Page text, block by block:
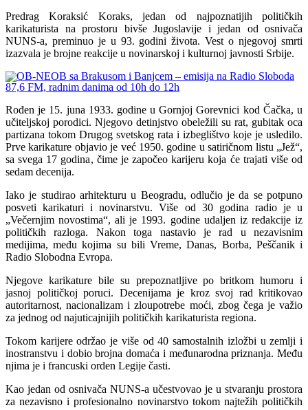
Predrag Koraksić Koraks, jedan od najpoznatijih političkih
karikaturista na prostoru bivše Jugoslavije i jedan od osnivača
NUNS-a, preminuo je u 93. godini života. Vest o njegovoj smrti
izazvala je brojne reakcije u novinarskoj i kulturnoj javnosti Srbije.
Rođen je 15. juna 1933. godine u Gornjoj Gorevnici kod Čačka, u
učiteljskoj porodici. Njegovo detinjstvo obeležili su rat, gubitak oca
partizana tokom Drugog svetskog rata i izbeglištvo koje je usledilo.
Prve karikature objavio je već 1950. godine u satiričnom listu „Jež“,
sa svega 17 godina, čime je započeo karijeru koja će trajati više od
sedam decenija.
Iako je studirao arhitekturu u Beogradu, odlučio je da se potpuno
posveti karikaturi i novinarstvu. Više od 30 godina radio je u
„Večernjim novostima“, ali je 1993. godine udaljen iz redakcije iz
političkih razloga. Nakon toga nastavio je rad u nezavisnim
medijima, među kojima su bili Vreme, Danas, Borba, Peščanik i
Radio Slobodna Evropa.
Njegove karikature bile su prepoznatljive po britkom humoru i
jasnoj političkoj poruci. Decenijama je kroz svoj rad kritikovao
autoritarnost, nacionalizam i zloupotrebe moći, zbog čega je važio
za jednog od najuticajnijih političkih karikaturista regiona.
Tokom karijere održao je više od 40 samostalnih izložbi u zemlji i
inostranstvu i dobio brojna domaća i međunarodna priznanja. Među
njima je i francuski orden Legije časti.
Kao jedan od osnivača NUNS-a učestvovao je u stvaranju prostora
za nezavisno i profesionalno novinarstvo tokom najtežih političkih